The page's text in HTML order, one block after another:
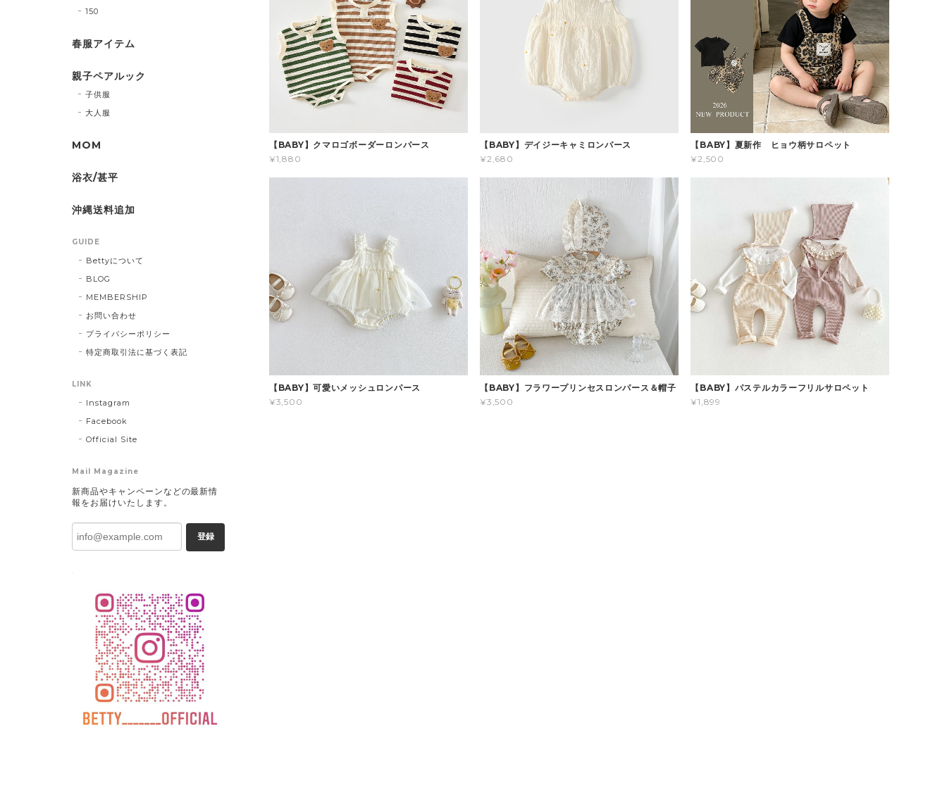
【BABY】クマロゴボーダーロンパース
¥1,880
【BABY】デイジーキャミロンパース
¥2,680
【BABY】夏新作 ヒョウ柄サロペット
¥2,500
【BABY】可愛いメッシュロンパース
¥3,500
【BABY】フラワープリンセスロンパース＆帽子
¥3,500
【BABY】パステルカラーフリルサロペット
¥1,899
150
春服アイテム
親子ペアルック
子供服
大人服
MOM
浴衣/甚平
沖縄送料追加
GUIDE
Bettyについて
BLOG
MEMBERSHIP
お問い合わせ
プライバシーポリシー
特定商取引法に基づく表記
LINK
Instagram
Facebook
Official Site
Mail Magazine
新商品やキャンペーンなどの最新情
報をお届けいたします。
登録